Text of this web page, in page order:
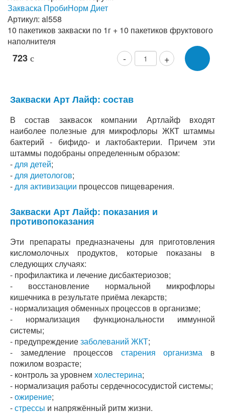
Закваска ПробиНорм Диет
Артикул: al558
10 пакетиков закваски по 1г + 10 пакетиков фруктового
наполнителя
723 c - +
Закваски Арт Лайф: состав
В состав заквасок компании Артлайф входят
наиболее полезные для микрофлоры ЖКТ штаммы
бактерий - бифидо- и лактобактерии. Причем эти
штаммы подобраны определенным образом:
-для детей;
-для диетологов;
-для активизации процессов пищеварения.
Закваски Арт Лайф: показания и
противопоказания
Эти препараты предназначены для приготовления
кисломолочных продуктов, которые показаны в
следующих случаях:
- профилактика и лечение дисбактериозов;
- восстановление нормальной микрофлоры
кишечника в результате приёма лекарств;
- нормализация обменных процессов в организме;
- нормализация функциональности иммунной
системы;
- предупреждениезаболеваний ЖКТ;
- замедление процессов старения организма в
пожилом возрасте;
- контроль за уровнем холестерина;
- нормализация работы сердечнососудистой системы;
-ожирение;
-стрессы и напряжённый ритм жизни.